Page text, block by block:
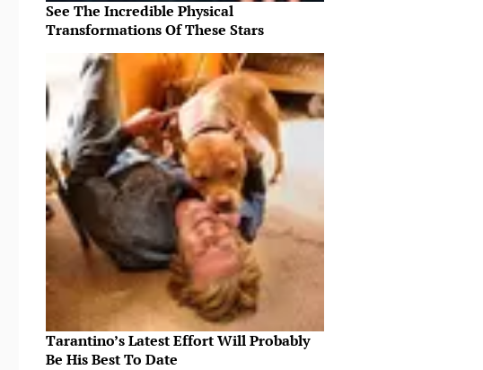
See The Incredible Physical
Transformations Of These Stars
Tarantino’s Latest Effort Will Probably
Be His Best To Date